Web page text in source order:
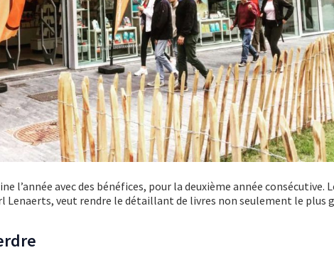
l’année avec des bénéfices, pour la deuxième année consécutive.
Lenaerts, veut rendre le détaillant de livres non seulement le plus